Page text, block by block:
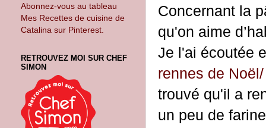
Concernant la
qu'on aime
Je l'ai écoutée
rennes de
trouvé qu'il a
un peu de
Abonnez-vous au tableau
Mes Recettes de cuisine de
Catalina sur Pinterest.
RETROUVEZ MOI SUR CHEF
SIMON